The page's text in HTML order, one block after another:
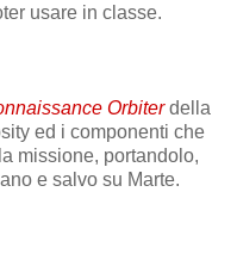
usare in classe.
Orbiterdella
ed i componenti che
missione, portandolo,
e salvo su Marte.